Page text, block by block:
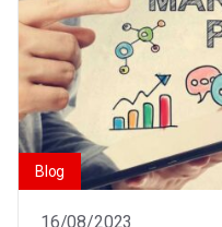
Blog
16/08/2023